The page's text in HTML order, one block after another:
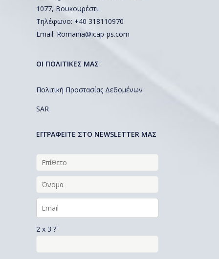
1077, Βουκουρέστι
Τηλέφωνο: +40 318110970
Email: Romania@icap-ps.com
ΟΙ ΠΟΛΙΤΙΚΕΣ ΜΑΣ
Πολιτική Προστασίας Δεδομένων
SAR
EΓΓΡΑΦΕΙΤΕ ΣΤΟ NEWSLETTER ΜΑΣ
2 x 3 ?